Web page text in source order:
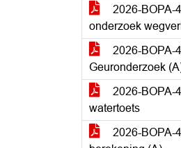
2026-BOPA-
onderzoek
2026-BOPA-
Geuronderzoek
2026-BOPA-
watertoets
2026-BOPA-